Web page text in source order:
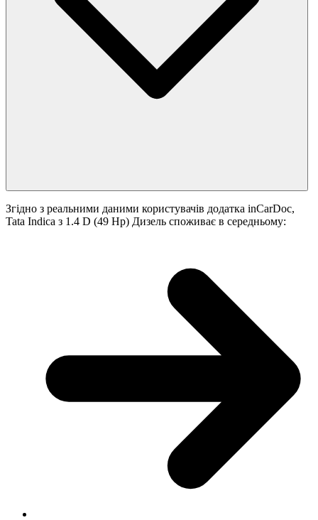
Згідно з реальними даними користувачів додатка inCarDoc,
Tata Indica з 1.4 D (49 Hp) Дизель споживає в середньому: